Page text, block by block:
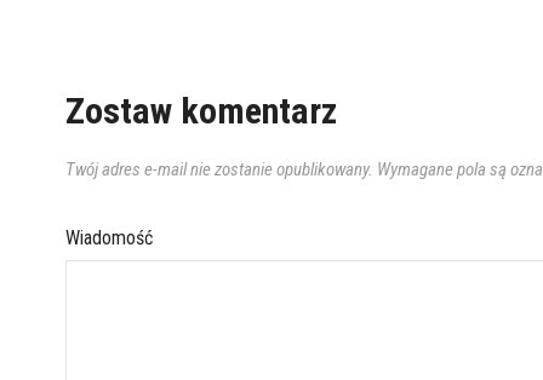
Zostaw komentarz
Twój adres e-mail nie zostanie opublikowany. Wymagane pola są
Wiadomość